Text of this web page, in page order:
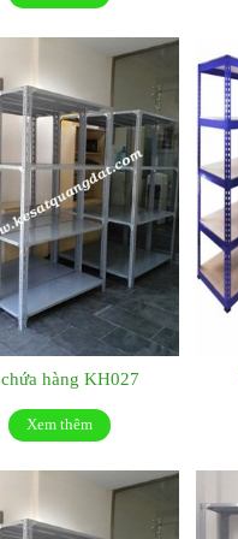
hàng KH027
Xem thêm